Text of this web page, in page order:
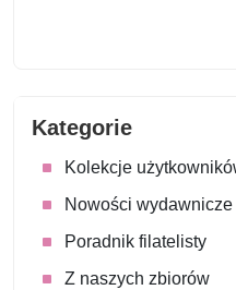
Kategorie
Kolekcje
Nowości wydawnicze
Poradnik filatelisty
Z naszych zbiorów